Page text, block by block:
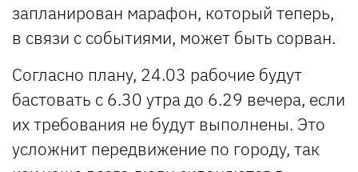
запланирован марафон, который теперь,
в связи с событиями, может быть сорван.
Согласно плану, 24.03 рабочие будут
бастовать с 6.30 утра до 6.29 вечера, если
их требования не будут выполнены. Это
усложнит передвижение по городу, так